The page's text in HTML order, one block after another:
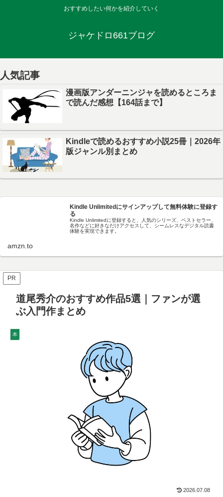
おすすめしたい何かを紹介していく
ジャケドロ661ブログ
人気記事
漫画版アンダーニンジャを読めるところま
で読んだ感想【164話まで】
Kindleで読めるおすすめ小説25冊｜2026年
版ジャンル別まとめ
Kindle Unlimitedにサインアップして無料体験に登録す
る
Kindle Unlimitedに登録すると、人気のシリーズ、ベストセラー、
名作などに好きなだけアクセスして、シームレスなデジタル読書
体験を実現できます。
amzn.to
PR
道尾秀介のおすすめ作品5選｜ファンが選
ぶ入門作まとめ
本
2026.07.08